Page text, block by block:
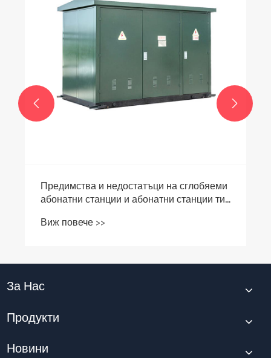
Предимства и недостатъци на сглобяеми
абонатни станции и абонатни станции тип
Виж повече >>
 
За Нас
Продукти
Новини